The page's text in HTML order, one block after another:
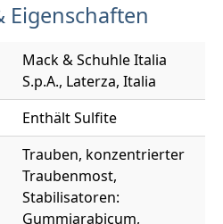
Mack & Schuhle Italia
S.p.A., Laterza, Italia
Enthält Sulfite
Trauben, konzentrierter
Traubenmost,
Stabilisatoren:
Gummiarabicum,